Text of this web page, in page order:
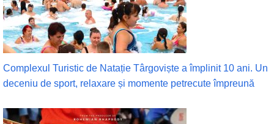
Complexul Turistic de Natație Târgoviște a împlinit 10 ani. Un
deceniu de sport, relaxare și momente petrecute împreună